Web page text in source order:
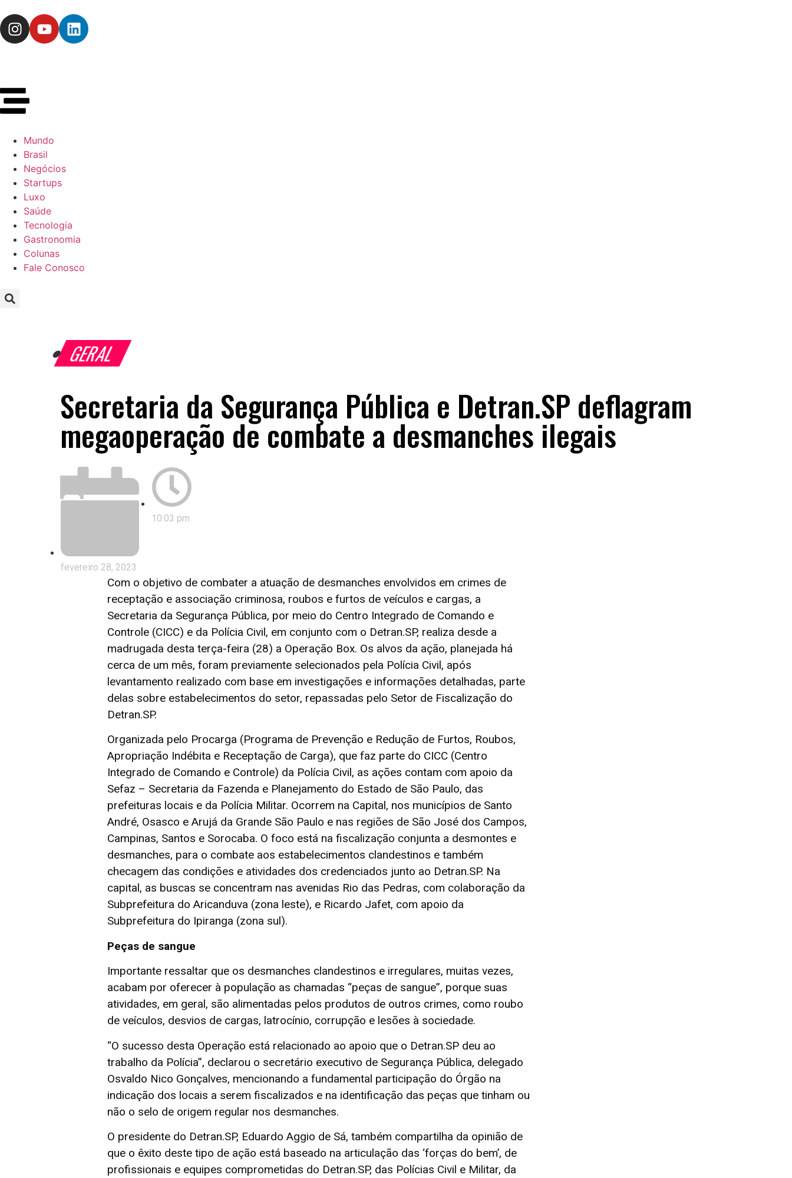
Mundo
Brasil
Negócios
Startups
Luxo
Saúde
Tecnologia
Gastronomia
Colunas
Fale Conosco
GERAL
Secretaria da Segurança Pública e Detran.SP deflagram
megaoperação de combate a desmanches ilegais
fevereiro 28, 2023
10:03 pm
Com o objetivo de combater a atuação de desmanches envolvidos em crimes de
receptação e associação criminosa, roubos e furtos de veículos e cargas, a
Secretaria da Segurança Pública, por meio do Centro Integrado de Comando e
Controle (CICC) e da Polícia Civil, em conjunto com o Detran.SP, realiza desde a
madrugada desta terça-feira (28) a Operação Box. Os alvos da ação, planejada há
cerca de um mês, foram previamente selecionados pela Polícia Civil, após
levantamento realizado com base em investigações e informações detalhadas, parte
delas sobre estabelecimentos do setor, repassadas pelo Setor de Fiscalização do
Detran.SP.
Organizada pelo Procarga (Programa de Prevenção e Redução de Furtos, Roubos,
Apropriação Indébita e Receptação de Carga), que faz parte do CICC (Centro
Integrado de Comando e Controle) da Polícia Civil, as ações contam com apoio da
Sefaz – Secretaria da Fazenda e Planejamento do Estado de São Paulo, das
prefeituras locais e da Polícia Militar. Ocorrem na Capital, nos municípios de Santo
André, Osasco e Arujá da Grande São Paulo e nas regiões de São José dos Campos,
Campinas, Santos e Sorocaba. O foco está na fiscalização conjunta a desmontes e
desmanches, para o combate aos estabelecimentos clandestinos e também
checagem das condições e atividades dos credenciados junto ao Detran.SP. Na
capital, as buscas se concentram nas avenidas Rio das Pedras, com colaboração da
Subprefeitura do Aricanduva (zona leste), e Ricardo Jafet, com apoio da
Subprefeitura do Ipiranga (zona sul).
Peças de sangue
Importante ressaltar que os desmanches clandestinos e irregulares, muitas vezes,
acabam por oferecer à população as chamadas “peças de sangue”, porque suas
atividades, em geral, são alimentadas pelos produtos de outros crimes, como roubo
de veículos, desvios de cargas, latrocínio, corrupção e lesões à sociedade.
“O sucesso desta Operação está relacionado ao apoio que o Detran.SP deu ao
trabalho da Polícia”, declarou o secretário executivo de Segurança Pública, delegado
Osvaldo Nico Gonçalves, mencionando a fundamental participação do Órgão na
indicação dos locais a serem fiscalizados e na identificação das peças que tinham ou
não o selo de origem regular nos desmanches.
O presidente do Detran.SP, Eduardo Aggio de Sá, também compartilha da opinião de
que o êxito deste tipo de ação está baseado na articulação das ‘forças do bem’, de
profissionais e equipes comprometidas do Detran.SP, das Polícias Civil e Militar, da